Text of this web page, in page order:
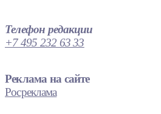
Телефон редакции
+7 495 232 63 33
Реклама на сайте
Росреклама